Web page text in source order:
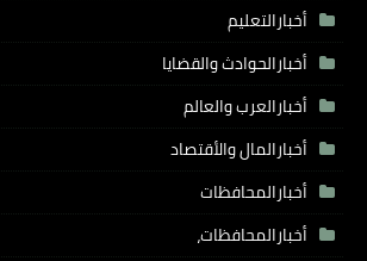
أخبارالتعليم
أخبارالحوادث والقضايا
أخبارالعرب والعالم
أخبارالمال والأقتصاد
أخبارالمحافظات
أخبارالمحافظات،